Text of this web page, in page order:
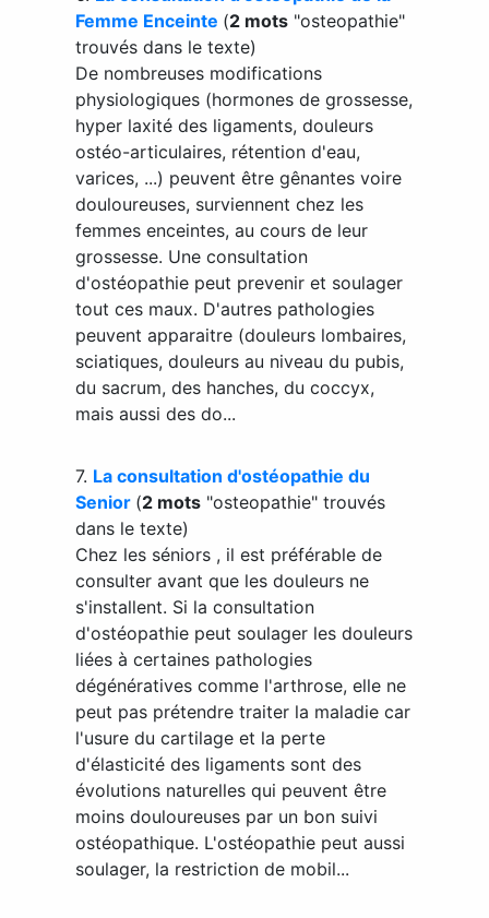
Femme Enceinte (2 mots "osteopathie"
trouvés dans le texte)
De nombreuses modifications
physiologiques (hormones de grossesse,
hyper laxité des ligaments, douleurs
ostéo-articulaires, rétention d'eau,
varices, ...) peuvent être gênantes voire
douloureuses, surviennent chez les
femmes enceintes, au cours de leur
grossesse. Une consultation
d'ostéopathie peut prevenir et soulager
tout ces maux. D'autres pathologies
peuvent apparaitre (douleurs lombaires,
sciatiques, douleurs au niveau du pubis,
du sacrum, des hanches, du coccyx,
mais aussi des do...
7. La consultation d'ostéopathie du
Senior (2 mots "osteopathie" trouvés
dans le texte)
Chez les séniors , il est préférable de
consulter avant que les douleurs ne
s'installent. Si la consultation
d'ostéopathie peut soulager les douleurs
liées à certaines pathologies
dégénératives comme l'arthrose, elle ne
peut pas prétendre traiter la maladie car
l'usure du cartilage et la perte
d'élasticité des ligaments sont des
évolutions naturelles qui peuvent être
moins douloureuses par un bon suivi
ostéopathique. L'ostéopathie peut aussi
soulager, la restriction de mobil...